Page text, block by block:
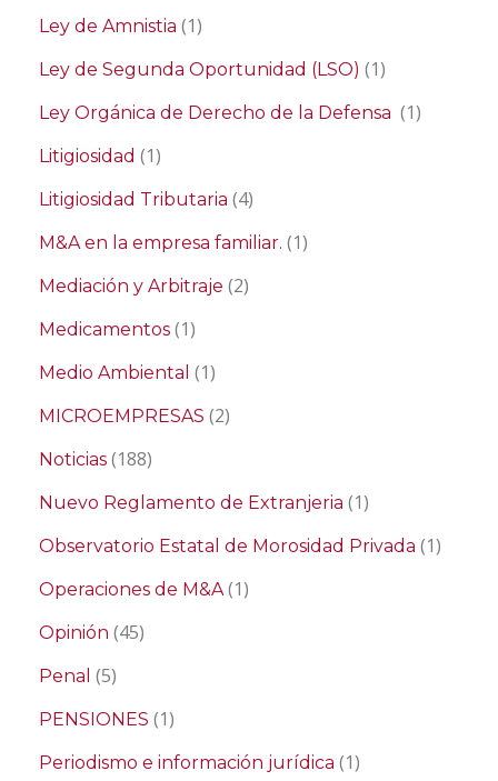
Ley de Amnistia (1)
Ley de Segunda Oportunidad (LSO) (1)
Ley Orgánica de Derecho de la Defensa (1)
Litigiosidad (1)
Litigiosidad Tributaria (4)
M&A en la empresa familiar. (1)
Mediación y Arbitraje (2)
Medicamentos (1)
Medio Ambiental (1)
MICROEMPRESAS (2)
Noticias (188)
Nuevo Reglamento de Extranjeria (1)
Observatorio Estatal de Morosidad Privada (1)
Operaciones de M&A(1)
Opinión (45)
Penal (5)
PENSIONES (1)
Periodismo e información jurídica (1)